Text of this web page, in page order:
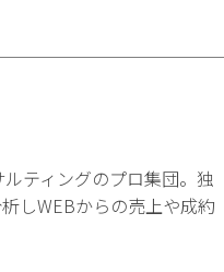
ティングのプロ集団。独
しWEBからの売上や成約